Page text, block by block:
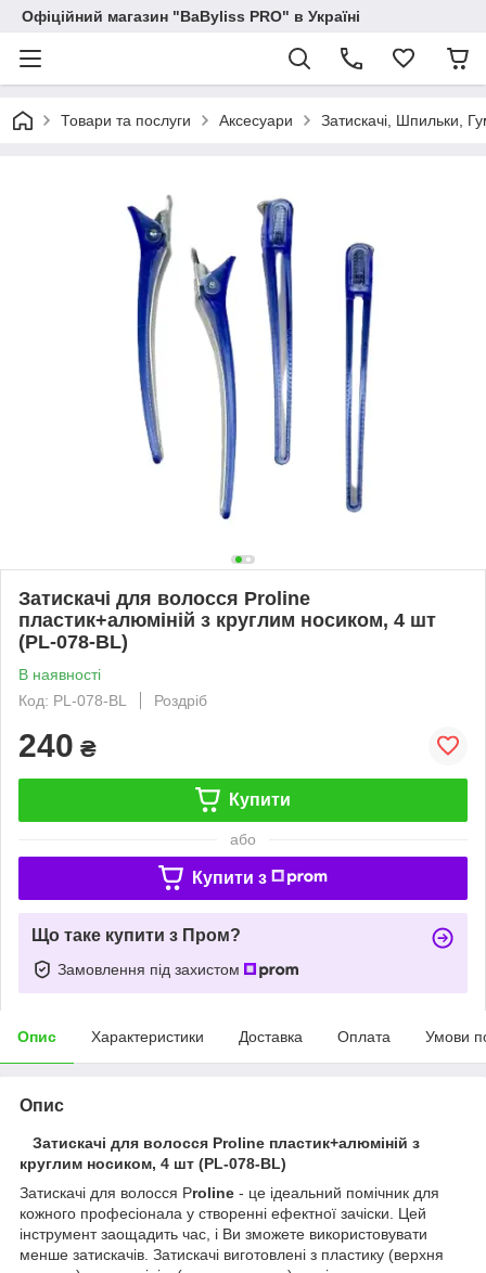
Офіційний магазин "BaByliss PRO" в Україні
Товари та послуги Аксесуари Затискачі, Шпильки,
Затискачі для волосся Proline
пластик+алюміній з круглим носиком, 4 шт
(PL-078-BL)
В наявності
Код: PL-078-BL
Роздріб
240 ₴
Купити
або
Купити з
Що таке купити з Пром?
Замовлення під захистом
Опис Характеристики Доставка Оплата Умови
Опис
Затискачі для волосся Proline пластик+алюміній з
круглим носиком, 4 шт (PL-078-BL)
Затискачі для волосся Proline - це ідеальний помічник для
кожного професіонала у створенні ефектної зачіски. Цей
інструмент заощадить час, і Ви зможете використовувати
менше затискачів. Затискачі виготовлені з пластику (верхня